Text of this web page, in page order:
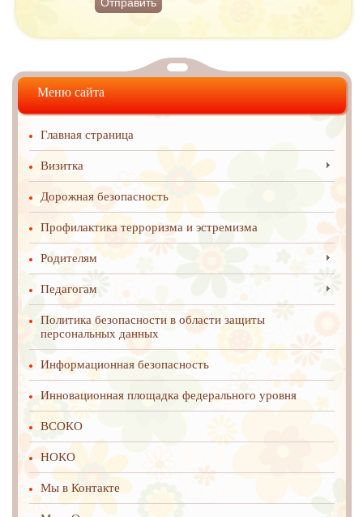
Меню сайта
Главная страница
Визитка
Дорожная безопасность
Профилактика терроризма и эстремизма
Родителям
Педагогам
Политика безопасности в области защиты
персональных данных
Информационная безопасность
Инновационная площадка федерального уровня
ВСОКО
НОКО
Мы в Контакте